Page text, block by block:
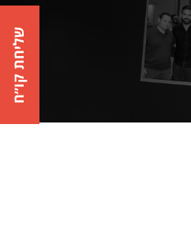
שליחת קו״ח